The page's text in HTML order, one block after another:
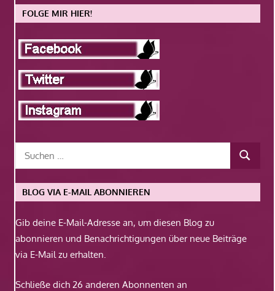
FOLGE MIR HIER!
BLOG VIA E-MAIL ABONNIEREN
Gib deine E-Mail-Adresse an, um diesen Blog zu
abonnieren und Benachrichtigungen über neue Beiträge
via E-Mail zu erhalten.
Schließe dich 26 anderen Abonnenten an